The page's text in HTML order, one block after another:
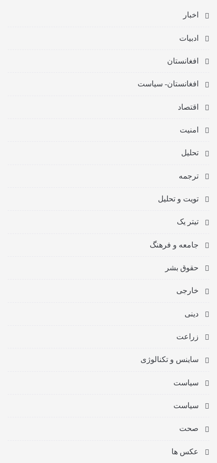
اخبار
ادبیات
افغانستان
افغانستان- سیاست
اقتصاد
امنیت
تحلیل
ترجمه
تویت و تحلیل
تیتر یک
جامعه و فرهنگ
حقوق بشر
خارجی
دینی
زراعت
ساینس و تکنالوژی
سیاست
سیاست
صحت
عکس ها